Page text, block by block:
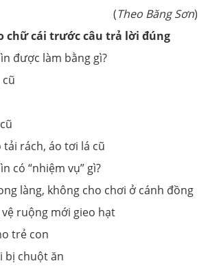
(Theo Băng Sơn)
chữ cái trước câu trả lời đúng
được làm bằng gì?
cũ
rách, áo tơi lá cũ
có “nhiệm vụ” gì?
làng, không cho chơi ở cánh đồng
ruộng mới gieo hạt
trẻ con
bị chuột ăn